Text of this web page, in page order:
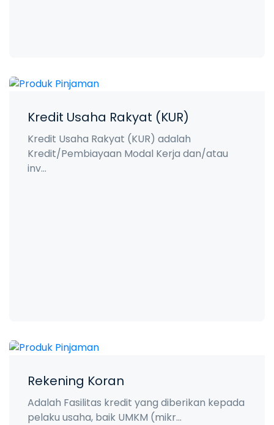
Kredit Usaha Rakyat (KUR)
Kredit Usaha Rakyat (KUR) adalah
Kredit/Pembiayaan Modal Kerja dan/atau
inv...
Rekening Koran
Adalah Fasilitas kredit yang diberikan kepada
pelaku usaha, baik UMKM (mikr...